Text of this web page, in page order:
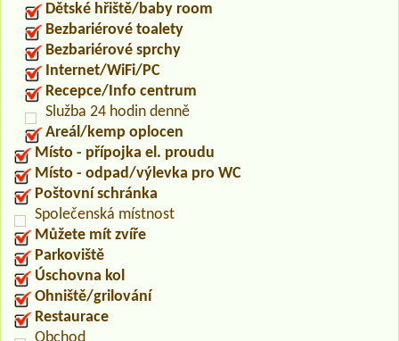
Dětské hřiště/baby room
Bezbariérové toalety
Bezbariérové sprchy
Internet/WiFi/PC
Recepce/Info centrum
Služba 24 hodin denně
Areál/kemp oplocen
Místo - přípojka el. proudu
Místo - odpad/výlevka pro WC
Poštovní schránka
Společenská místnost
Můžete mít zvíře
Parkoviště
Úschovna kol
Ohniště/grilování
Restaurace